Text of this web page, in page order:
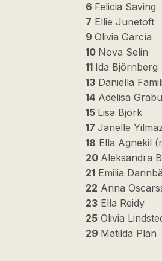
6 Felicia Saving
7 Ellie Junetoft
9 Olivia García
10 Nova Selin
11 Ida Björnberg
13 Daniella Famili
14 Adelisa
15 Lisa Björk
17 Janelle
18 Ella Agnekil
20 Aleksandra
21 Emilia
22 Anna
23 Ella Reidy
25 Olivia
29 Matilda Plan